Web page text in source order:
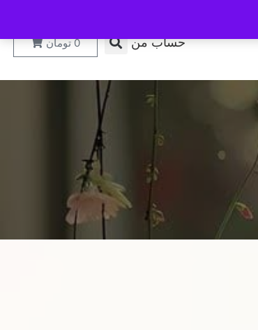
حساب من 0 تومان